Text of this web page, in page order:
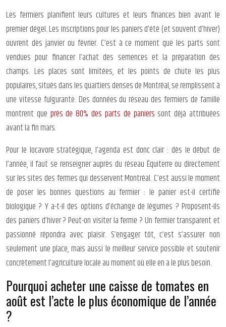
Les fermiers planifient leurs cultures et leurs finances bien avant le
premier dégel. Les inscriptions pour les paniers d’été (et souvent d’hiver)
ouvrent dès janvier ou février. C’est à ce moment que les parts sont
vendues pour financer l’achat des semences et la préparation des
champs. Les places sont limitées, et les points de chute les plus
populaires, situés dans les quartiers denses de Montréal, se remplissent à
une vitesse fulgurante. Des données du réseau des fermiers de famille
montrent que près de 80% des parts de paniers sont déjà attribuées
avant la fin mars.
Pour le locavore stratégique, l’agenda est donc clair : dès le début de
l’année, il faut se renseigner auprès du réseau Équiterre ou directement
sur les sites des fermes qui desservent Montréal. C’est aussi le moment
de poser les bonnes questions au fermier : le panier est-il certifié
biologique ? Y a-t-il des options d’échange de légumes ? Proposent-ils
des paniers d’hiver ? Peut-on visiter la ferme ? Un fermier transparent et
passionné répondra avec plaisir. S’engager tôt, c’est s’assurer non
seulement une place, mais aussi le meilleur service possible et soutenir
concrètement l’agriculture locale au moment où elle en a le plus besoin.
Pourquoi acheter une caisse de tomates en
août est l’acte le plus économique de l’année
?